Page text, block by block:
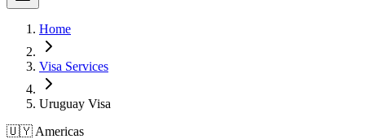
Home
Visa Services
Uruguay Visa
🇺🇾 Americas